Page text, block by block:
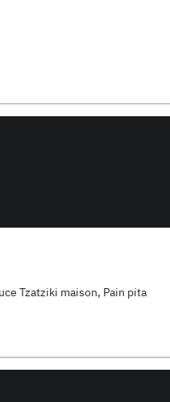
Tzatziki maison, Pain pita